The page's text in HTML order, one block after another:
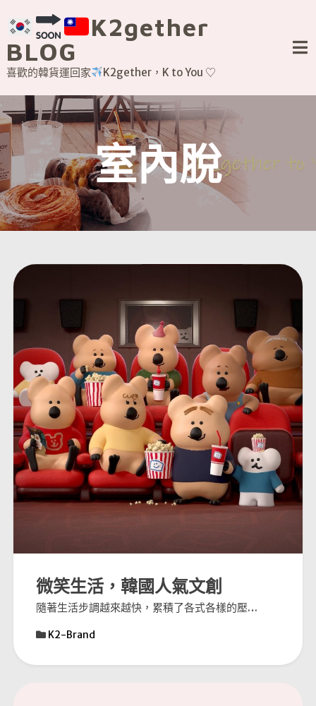
to
content
K2gether
BLOG
喜歡的韓貨運回家 K2gether，K to You ♡
室內脫
微笑生活，韓國人氣文創
隨著生活步調越來越快，累積了各式各樣的壓…
K2-Brand